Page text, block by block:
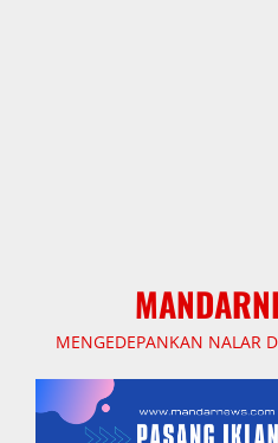
MENGEDEPANKAN NALAR